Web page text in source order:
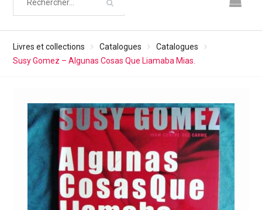
Livres et collections Catalogues
Catalogues
Susy Gomez – Algunas Cosas Que Liamaba Mias.